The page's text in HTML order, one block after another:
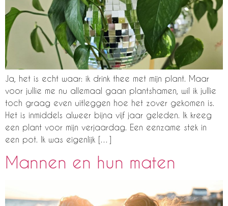
Ja, het is echt waar: ik drink thee met mijn plant. Maar
voor jullie me nu allemaal gaan plantshamen, wil ik jullie
toch graag even uitleggen hoe het zover gekomen is.
Het is inmiddels alweer bijna vijf jaar geleden. Ik kreeg
een plant voor mijn verjaardag. Een eenzame stek in
een pot. Ik was eigenlijk […]
Mannen en hun maten